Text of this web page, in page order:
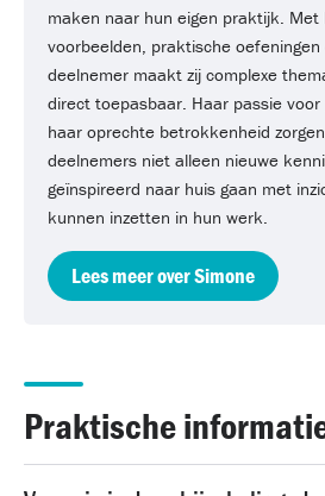
maken naar hun eigen praktijk.
voorbeelden, praktische
deelnemer maakt zij complexe
direct toepasbaar. Haar passie
haar oprechte betrokkenheid
deelnemers niet alleen nieuwe
geïnspireerd naar huis gaan met
kunnen inzetten in hun werk.
Lees meer over Simone
Praktische